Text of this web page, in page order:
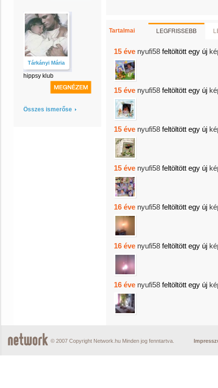
Tárkányi Mária
hippsy klub
Összes ismerőse
Tartalmai LEGFRISSEBB
15 éve nyufi58 feltöltött egy új
15 éve nyufi58 feltöltött egy új
15 éve nyufi58 feltöltött egy új
15 éve nyufi58 feltöltött egy új
16 éve nyufi58 feltöltött egy új
16 éve nyufi58 feltöltött egy új
16 éve nyufi58 feltöltött egy új
© 2007 Copyright Network.hu Minden jog fenntartva.